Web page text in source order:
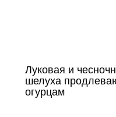
Луковая и
шелуха
огурцам